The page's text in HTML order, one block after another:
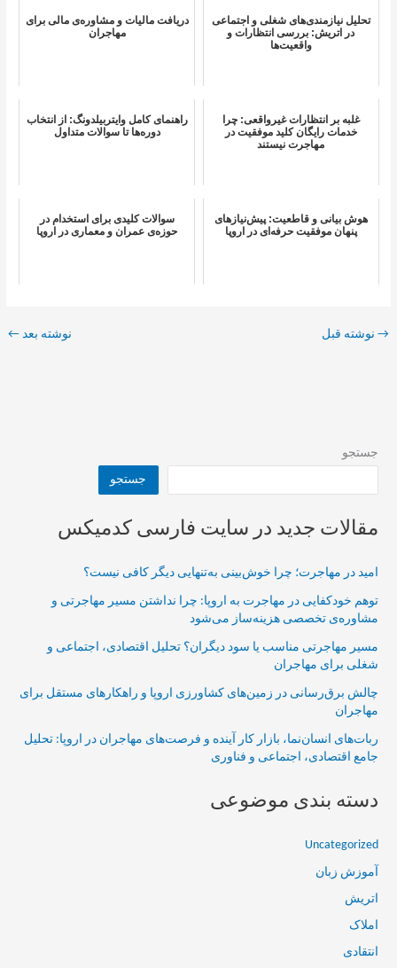
تحلیل نیازمندی‌های شغلی و اجتماعی
در اتریش: بررسی انتظارات و
واقعیت‌ها
دریافت مالیات و مشاوره‌ی مالی برای
مهاجران
غلبه بر انتظارات غیرواقعی: چرا
خدمات رایگان کلید موفقیت در
مهاجرت نیستند
راهنمای کامل وایتربیلدونگ: از انتخاب
دوره‌ها تا سوالات متداول
هوش بیانی و قاطعیت: پیش‌نیازهای
پنهان موفقیت حرفه‌ای در اروپا
سوالات کلیدی برای استخدام در
حوزه‌ی عمران و معماری در اروپا
→ نوشته قبل نوشته بعد ←
جستجو
جستجو
مقالات جدید در سایت فارسی کدمیکس
امید در مهاجرت؛ چرا خوش‌بینی به‌تنهایی دیگر کافی نیست؟
توهم خودکفایی در مهاجرت به اروپا: چرا نداشتن مسیر مهاجرتی و
مشاوره‌ی تخصصی هزینه‌ساز می‌شود
مسیر مهاجرتی مناسب یا سود دیگران؟ تحلیل اقتصادی، اجتماعی و
شغلی برای مهاجران
چالش برق‌رسانی در زمین‌های کشاورزی اروپا و راهکارهای مستقل برای
مهاجران
ربات‌های انسان‌نما، بازار کار آینده و فرصت‌های مهاجران در اروپا: تحلیل
جامع اقتصادی، اجتماعی و فناوری
دسته بندی موضوعی
Uncategorized
آموزش زبان
اتریش
املاک
انتقادی